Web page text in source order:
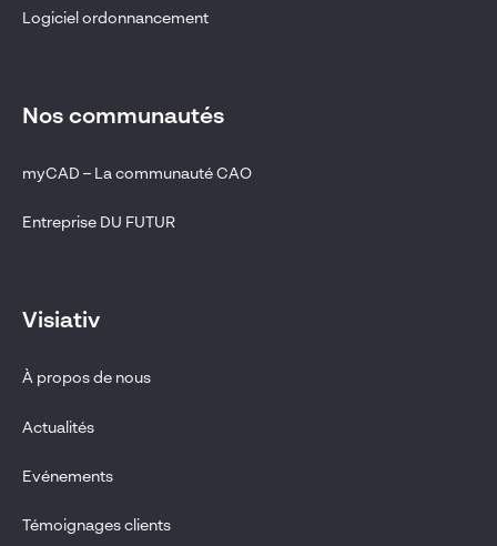
Logiciel ordonnancement
Nos communautés
myCAD – La communauté CAO
Entreprise DU FUTUR
Visiativ
À propos de nous
Actualités
Evénements
Témoignages clients